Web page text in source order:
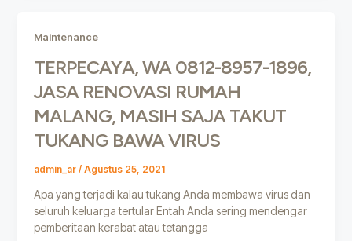
Maintenance
TERPECAYA, WA 0812-8957-1896,
JASA RENOVASI RUMAH
MALANG, MASIH SAJA TAKUT
TUKANG BAWA VIRUS
admin_ar / Agustus 25, 2021
Apa yang terjadi kalau tukang Anda membawa virus dan
seluruh keluarga tertular Entah Anda sering mendengar
pemberitaan kerabat atau tetangga